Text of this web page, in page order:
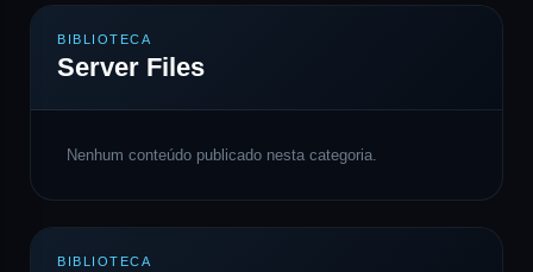
BIBLIOTECA
Server Files
Nenhum conteúdo publicado nesta categoria.
BIBLIOTECA